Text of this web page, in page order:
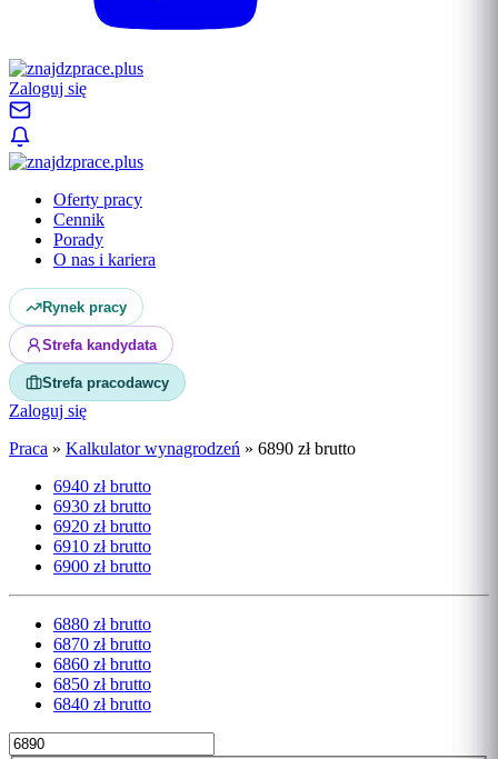
Zaloguj się
Oferty pracy
Cennik
Porady
O nas i kariera
Rynek pracy
Strefa kandydata
Strefa pracodawcy
Zaloguj się
Praca » Kalkulator wynagrodzeń » 6890 zł brutto
6940 zł brutto
6930 zł brutto
6920 zł brutto
6910 zł brutto
6900 zł brutto
6880 zł brutto
6870 zł brutto
6860 zł brutto
6850 zł brutto
6840 zł brutto